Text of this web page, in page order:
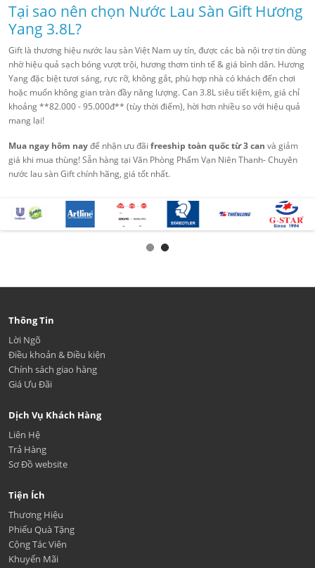
Tại sao nên chọn Nước Lau Sàn Gift Hương
Yang 3.8L?
Gift là thương hiệu nước lau sàn Việt Nam uy tín, được các bà nội trợ tin dùng
nhờ hiệu quả sạch bóng vượt trội, hương thơm tinh tế & giá bình dân. Hương
Yang đặc biệt tươi sáng, rực rỡ, không gắt, phù hợp nhà có khách đến chơi
hoặc muốn không gian tràn đầy năng lượng. Can 3.8L siêu tiết kiệm, giá chỉ
khoảng **82.000 - 95.000đ** (tùy thời điểm), hời hơn nhiều so với hiệu quả
mang lại!
Mua ngay hôm nayđể nhận ưu đãi freeship toàn quốc từ 3 can và giảm
giá khi mua thùng! Sẵn hàng tại Văn Phòng Phẩm Vạn Niên Thanh- Chuyên
nước lau sàn Gift chính hãng, giá tốt nhất.
Thông Tin
Lời Ngõ
Điều khoản & Điều kiện
Chính sách giao hàng
Giá Ưu Đãi
Dịch Vụ Khách Hàng
Liên Hệ
Trả Hàng
Sơ Đồ website
Tiện Ích
Thương Hiệu
Phiếu Quà Tặng
Cộng Tác Viên
Khuyến Mãi